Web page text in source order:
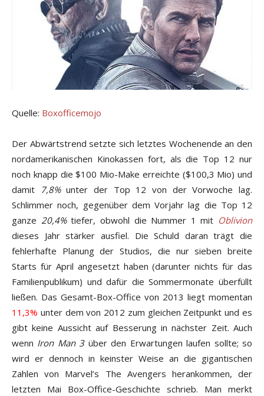
Quelle: Boxofficemojo
Der Abwärtstrend setzte sich letztes Wochenende an den
nordamerikanischen Kinokassen fort, als die Top 12 nur
noch knapp die $100 Mio-Make erreichte ($100,3 Mio) und
damit 7,8%unter der Top 12 von der Vorwoche lag.
Schlimmer noch, gegenüber dem Vorjahr lag die Top 12
ganze 20,4%tiefer, obwohl die Nummer 1 mit Oblivion
dieses Jahr stärker ausfiel. Die Schuld daran trägt die
fehlerhafte Planung der Studios, die nur sieben breite
Starts für April angesetzt haben (darunter nichts für das
Familienpublikum) und dafür die Sommermonate überfüllt
ließen. Das Gesamt-Box-Office von 2013 liegt momentan
11,3% unter dem von 2012 zum gleichen Zeitpunkt und es
gibt keine Aussicht auf Besserung in nächster Zeit. Auch
wenn Iron Man 3über den Erwartungen laufen sollte; so
wird er dennoch in keinster Weise an die gigantischen
Zahlen von Marvel’s The Avengers herankommen, der
letzten Mai Box-Office-Geschichte schrieb. Man merkt